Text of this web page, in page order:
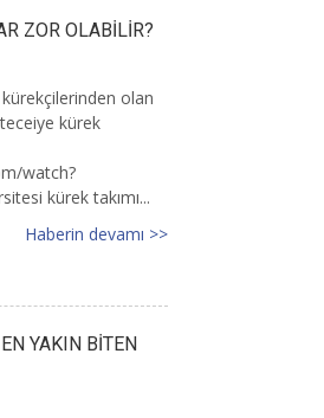
ZOR OLABİLİR?
olan
kürek
watch?
kürek takımı...
Haberin devamı >>
YAKIN BİTEN